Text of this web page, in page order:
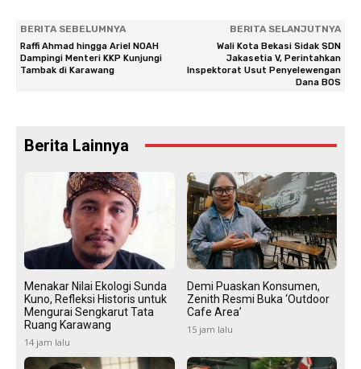
BERITA SEBELUMNYA
Raffi Ahmad hingga Ariel NOAH
Dampingi Menteri KKP Kunjungi
Tambak di Karawang
BERITA SELANJUTNYA
Wali Kota Bekasi Sidak SDN
Jakasetia V, Perintahkan
Inspektorat Usut Penyelewengan
Dana BOS
Berita Lainnya
Menakar Nilai Ekologi Sunda
Kuno, Refleksi Historis untuk
Mengurai Sengkarut Tata
Ruang Karawang
14 jam lalu
Demi Puaskan Konsumen,
Zenith Resmi Buka ‘Outdoor
Cafe Area’
15 jam lalu